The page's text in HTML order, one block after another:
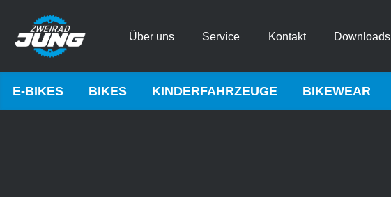
Über uns Service Kontakt Downloads
E-BIKES BIKES KINDERFAHRZEUGE BIKEWEAR